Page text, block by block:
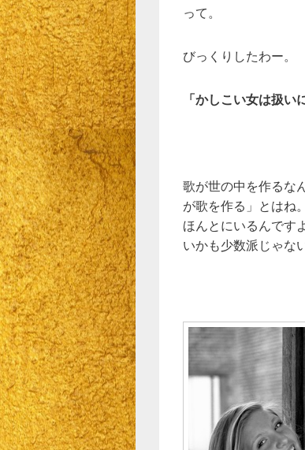
って。
びっくりしたわー。
「かしこい女は扱い
歌が世の中を作るな
が歌を作る」とはね。
ほんとにいるんです
いかも少数派じゃな